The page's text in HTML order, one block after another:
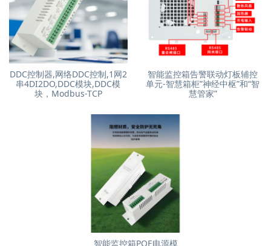
DDC控制器,网络DDC控制,1网2
串4DI2DO,DDC模块,DDC模
块，Modbus-TCP
智能监控箱告警联动灯板辅控
单元-智慧箱柜”神经中枢”和“智
慧管家”
智能监控箱POE电源模